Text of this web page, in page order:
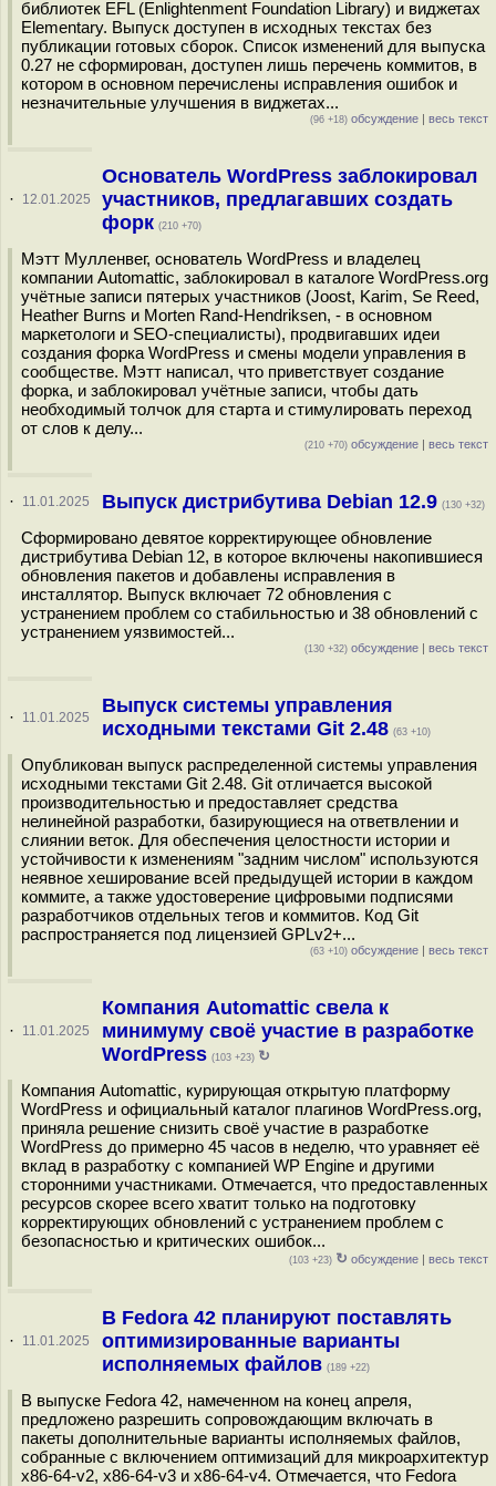
библиотек EFL (Enlightenment Foundation Library) и виджетах
Elementary. Выпуск доступен в исходных текстах без
публикации готовых сборок. Список изменений для выпуска
0.27 не сформирован, доступен лишь перечень коммитов, в
котором в основном перечислены исправления ошибок и
незначительные улучшения в виджетах...
(96 +18) обсуждение | весь текст
· 12.01.2025
Основатель WordPress заблокировал
участников, предлагавших создать
форк (210 +70)
Мэтт Мулленвег, основатель WordPress и владелец
компании Automattic, заблокировал в каталоге WordPress.org
учётные записи пятерых участников (Joost, Karim, Se Reed,
Heather Burns и Morten Rand-Hendriksen, - в основном
маркетологи и SEO-специалисты), продвигавших идеи
создания форка WordPress и смены модели управления в
сообществе. Мэтт написал, что приветствует создание
форка, и заблокировал учётные записи, чтобы дать
необходимый толчок для старта и стимулировать переход
от слов к делу...
(210 +70) обсуждение | весь текст
· 11.01.2025 Выпуск дистрибутива Debian 12.9 (130 +32)
Сформировано девятое корректирующее обновление
дистрибутива Debian 12, в которое включены накопившиеся
обновления пакетов и добавлены исправления в
инсталлятор. Выпуск включает 72 обновления с
устранением проблем со стабильностью и 38 обновлений с
устранением уязвимостей...
(130 +32) обсуждение | весь текст
· 11.01.2025
Выпуск системы управления
исходными текстами Git 2.48 (63 +10)
Опубликован выпуск распределенной системы управления
исходными текстами Git 2.48. Git отличается высокой
производительностью и предоставляет средства
нелинейной разработки, базирующиеся на ответвлении и
слиянии веток. Для обеспечения целостности истории и
устойчивости к изменениям "задним числом" используются
неявное хеширование всей предыдущей истории в каждом
коммите, а также удостоверение цифровыми подписями
разработчиков отдельных тегов и коммитов. Код Git
распространяется под лицензией GPLv2+...
(63 +10) обсуждение | весь текст
· 11.01.2025
Компания Automattic свела к
минимуму своё участие в разработке
WordPress (103 +23) ↻
Компания Automattic, курирующая открытую платформу
WordPress и официальный каталог плагинов WordPress.org,
приняла решение снизить своё участие в разработке
WordPress до примерно 45 часов в неделю, что уравняет её
вклад в разработку с компанией WP Engine и другими
сторонними участниками. Отмечается, что предоставленных
ресурсов скорее всего хватит только на подготовку
корректирующих обновлений с устранением проблем с
безопасностью и критических ошибок...
(103 +23) ↻ обсуждение | весь текст
· 11.01.2025
В Fedora 42 планируют поставлять
оптимизированные варианты
исполняемых файлов (189 +22)
В выпуске Fedora 42, намеченном на конец апреля,
предложено разрешить сопровождающим включать в
пакеты дополнительные варианты исполняемых файлов,
собранные с включением оптимизаций для микроархитектур
x86-64-v2, x86-64-v3 и x86-64-v4. Отмечается, что Fedora